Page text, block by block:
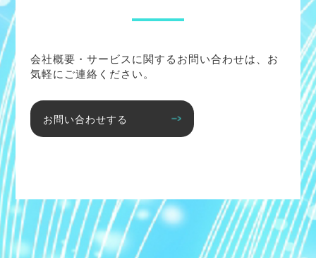
会社概要・サービスに関するお問い合わせは、お
気軽にご連絡ください。
お問い合わせする